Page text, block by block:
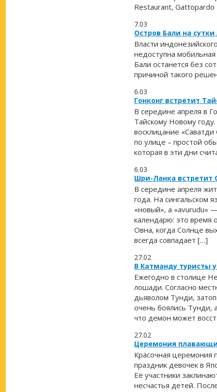
Restaurant,
7.03
Остров Бали на
Власти
недоступна
Бали останется без
причиной такого
6.03
Гонконг встретит
В середине апреля в
Тайскому Новому
восклицание
по улице – простой
которая в эти дни
6.03
Шри-Ланка встретит
В середине апреля
года. На сингальском
«новый», а «avurudu»
календарю: это время
Овна, когда Солнце
всегда совпадает […]
27.02
В Катманду туристы
Ежегодно в столице
лошади. Согласно
дьяволом Тунди,
очень боялись Тунди,
что демон может
27.02
Церемония
Красочная церемония
праздник девочек в
Её участники
несчастья детей.